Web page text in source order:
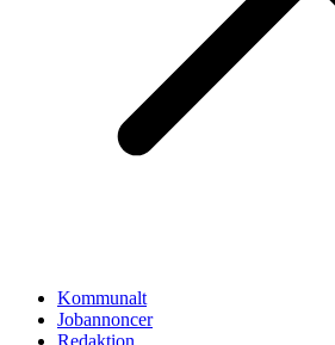
Kommunalt
Jobannoncer
Redaktion